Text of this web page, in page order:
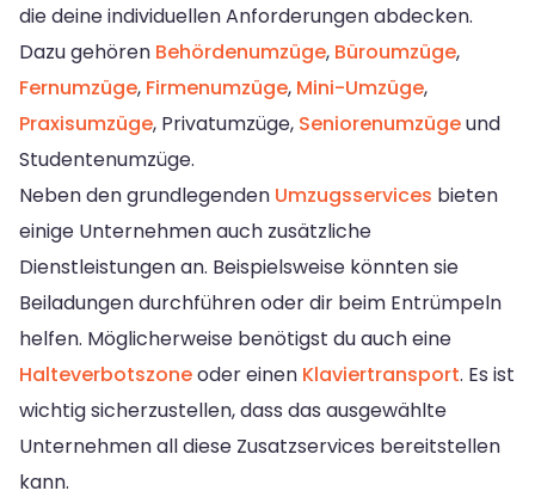
die deine individuellen Anforderungen abdecken.
Dazu gehören Behördenumzüge, Büroumzüge,
Fernumzüge, Firmenumzüge, Mini-Umzüge,
Praxisumzüge, Privatumzüge, Seniorenumzügeund
Studentenumzüge.
Neben den grundlegenden Umzugsservices bieten
einige Unternehmen auch zusätzliche
Dienstleistungen an. Beispielsweise könnten sie
Beiladungen durchführen oder dir beim Entrümpeln
helfen. Möglicherweise benötigst du auch eine
Halteverbotszoneoder einen Klaviertransport. Es ist
wichtig sicherzustellen, dass das ausgewählte
Unternehmen all diese Zusatzservices bereitstellen
kann.